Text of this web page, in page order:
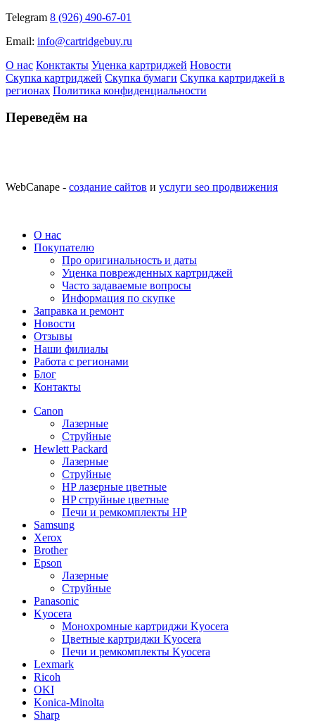
Telegram 8 (926) 490-67-01
Email: info@cartridgebuy.ru
О нас Конктакты Уценка картриджей Новости
Скупка картриджей Скупка бумаги Скупка картриджей в
регионах Политика конфиденциальности
Переведём на
WebCanape - создание сайтов и услуги seo продвижения
О нас
Покупателю
Про оригинальность и даты
Уценка поврежденных картриджей
Часто задаваемые вопросы
Информация по скупке
Заправка и ремонт
Новости
Отзывы
Наши филиалы
Работа с регионами
Блог
Контакты
Canon
Лазерные
Струйные
Hewlett Packard
Лазерные
Струйные
HP лазерные цветные
HP струйные цветные
Печи и ремкомплекты HP
Samsung
Xerox
Brother
Epson
Лазерные
Струйные
Panasonic
Kyocera
Монохромные картриджи Kyocera
Цветные картриджи Kyocera
Печи и ремкомплекты Kyocera
Lexmark
Ricoh
OKI
Konica-Minolta
Sharp